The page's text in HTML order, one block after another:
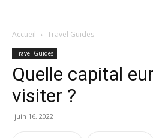
Accueil Travel Guides
Travel Guides
Quelle capital
visiter ?
juin 16, 2022